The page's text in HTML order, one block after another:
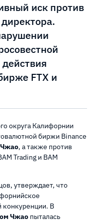
иск против
FTX и
округа Калифорнии
биржи Binance
, а также против
Trading и BAM
утверждает, что
конкуренции. В
Чжао пыталась